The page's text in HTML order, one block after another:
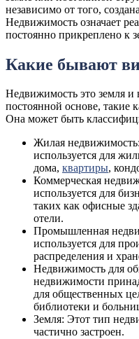
независимо от того,
Недвижимость означает
постоянно прикреплено к
Какие бывают
Недвижимость это земля и
постоянной основе, такие
Она может быть
Жилая
используется для
дома, квартиры,
Коммерческая
используется для
таких как офисные
отели.
Промышленная
используется для
распределения и
Недвижимость для
недвижимости
для общественных
библиотеки и
Земля: Этот тип
частично застроен.